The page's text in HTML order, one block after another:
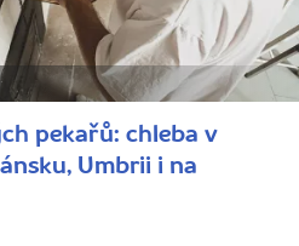
pekařů: chleba v
Umbrii i na